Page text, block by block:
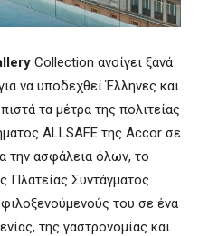
Collection ανοίγει ξανά
να υποδεχθεί Έλληνες και
τα μέτρα της πολιτείας
ALLSAFE της Accor σε
την ασφάλεια όλων, το
Πλατείας Συντάγματος
του σε ένα
της γαστρονομίας και